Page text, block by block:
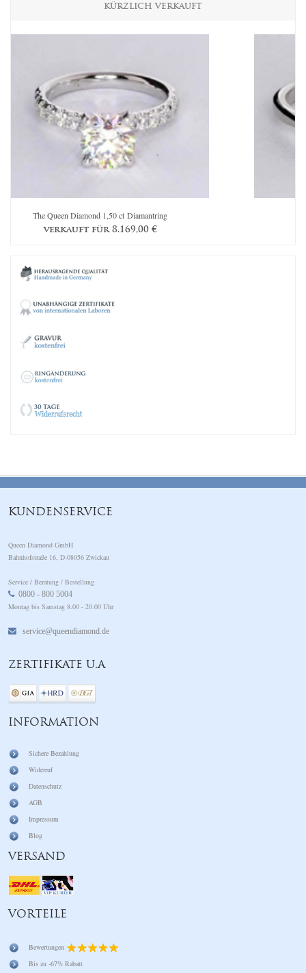
KÜRZLICH VERKAUFT
The Queen Diamond 1,50 ct Diamantring
verkauft für8.169,00€
KUNDENSERVICE
Queen Diamond GmbH
Bahnhofstraße 16, D-08056 Zwickau
Service / Beratung / Bestellung
0800 - 800 5004
Montag bis Samstag 8.00 - 20.00 Uhr
service@queendiamond.de
ZERTIFIKATE U.A
INFORMATION
Sichere Bezahlung
Widerruf
Datenschutz
AGB
Impressum
Blog
VERSAND
VORTEILE
Bewertungen
Bis zu -67% Rabatt